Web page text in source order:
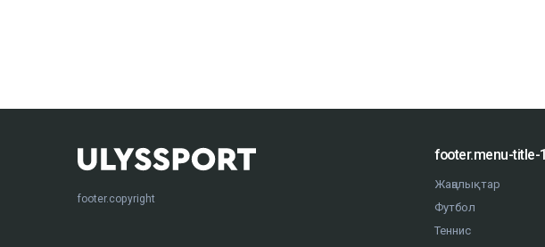
footer.copyright
footer.menu-title-1
Жаңалықтар
Футбол
Теннис